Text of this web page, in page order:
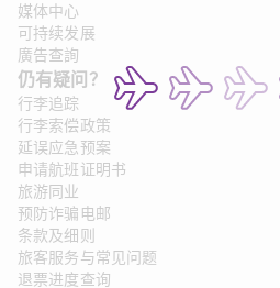
媒体中心
可持续发展
廣告查詢
仍有疑问？
行李追踪
行李索偿政策
延误应急预案
申请航班证明书
旅游同业
预防诈骗电邮
条款及细则
旅客服务与常见问题
退票进度查询